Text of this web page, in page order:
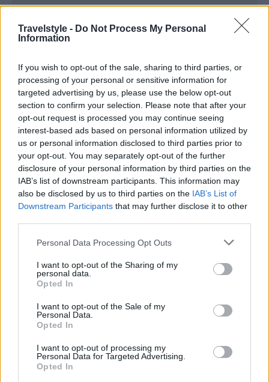
Travelstyle - Do Not Process My Personal
Information
If you wish to opt-out of the sale, sharing to third parties, or
processing of your personal or sensitive information for
targeted advertising by us, please use the below opt-out
section to confirm your selection. Please note that after your
opt-out request is processed you may continue seeing
interest-based ads based on personal information utilized by
us or personal information disclosed to third parties prior to
your opt-out. You may separately opt-out of the further
disclosure of your personal information by third parties on the
IAB’s list of downstream participants. This information may
also be disclosed by us to third parties on the IAB’s List of
Downstream Participants that may further disclose it to other
Please note that this website/app uses one or more Google
not limited to your visit or usage behaviour. You may click to
grant or deny consent to Google and its third-party tags to
use your data for below specified purposes in below Google
consent section.
Personal Data Processing Opt Outs
I want to opt-out of the Sharing of my
personal data.
Opted In
I want to opt-out of the Sale of my
Personal Data.
Opted In
I want to opt-out of processing my
Personal Data for Targeted Advertising.
Opted In
12 μήνες μετά, πωλείται και πάλι σε σχεδόν
διπλάσια τιμή από αυτή που αγοράστηκε. Ο Τόρες
έχει κάνει κάποιες αρχιτεκτονικές εργασίες στα
κτίρια και έχει υποβάλει έγγραφα στην τοπική
κυβέρνηση, αλλά δεν μπορεί να ολοκληρώσει την
προγραμματισμένη ανάπτυξη λόγω της
αγορά ακινήτων Idealista.
Τι περιλαμβάνεται στην πώληση;
Για μόλις 580.000 ευρώ, ο τυχερός αγοραστής θα
πάρει 44 σπίτια, μπαρ, ξενώνα, πισίνα και αθλητικό
χώρο καθώς και μια εκκλησία και ένα παλιό κτίριο
στρατώνα που στέγαζε την πολιτική φρουρά.